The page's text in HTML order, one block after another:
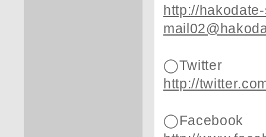
http://
◯Twitter
http://
◯Facebook